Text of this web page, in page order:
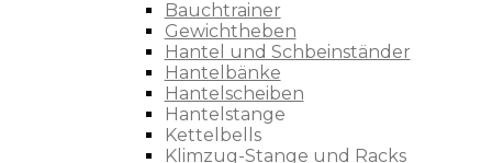
Bauchtrainer
Gewichtheben
Hantel und Schbeinständer
Hantelbänke
Hantelscheiben
Hantelstange
Kettelbells
Klimzug-Stange und Racks